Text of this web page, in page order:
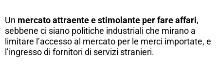
Un mercato attraente e stimolante per fare affari,
sebbene ci siano politiche industriali che mirano a
limitare l’accesso al mercato per le merci importate, e
l’ingresso di fornitori di servizi stranieri.